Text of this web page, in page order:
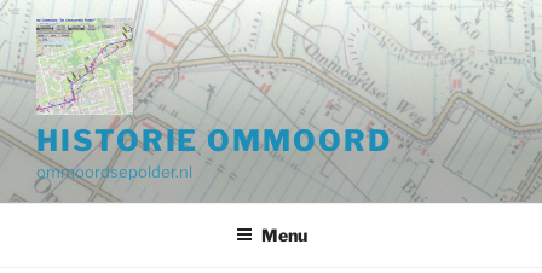
Ga
naar
de
inhoud
HISTORIE OMMOORD
ommoordsepolder.nl
Menu